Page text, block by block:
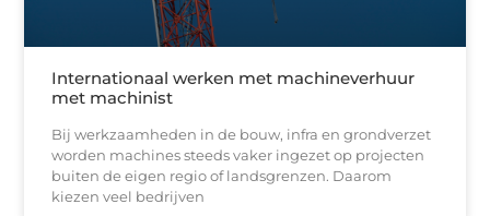
Internationaal werken met machineverhuur
met machinist
Bij werkzaamheden in de bouw, infra en grondverzet
worden machines steeds vaker ingezet op projecten
buiten de eigen regio of landsgrenzen. Daarom
kiezen veel bedrijven